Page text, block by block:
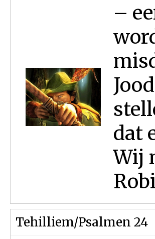
–
dat
Wij
Tehilliem/Psalmen 24